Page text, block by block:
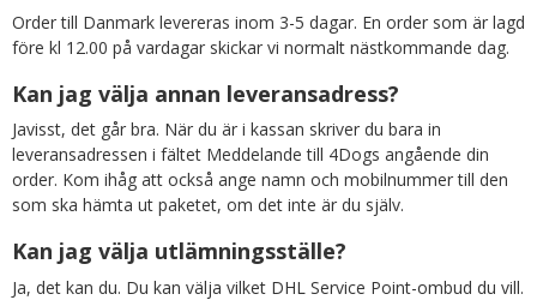
Order till Danmark levereras inom 3-5 dagar. En order som är lagd
före kl 12.00 på vardagar skickar vi normalt nästkommande dag.
Kan jag välja annan leveransadress?
Javisst, det går bra. När du är i kassan skriver du bara in
leveransadressen i fältet Meddelande till 4Dogs angående din
order. Kom ihåg att också ange namn och mobilnummer till den
som ska hämta ut paketet, om det inte är du själv.
Kan jag välja utlämningsställe?
Ja, det kan du. Du kan välja vilket DHL Service Point-ombud du vill.